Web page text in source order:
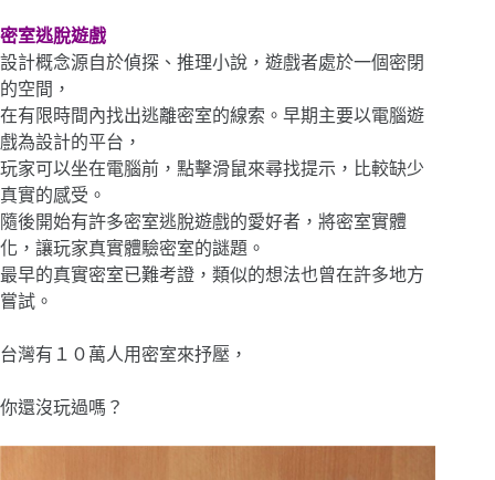
密室逃脫遊戲
設計概念源自於偵探、推理小說，遊戲者處於一個密閉
的空間，
在有限時間內找出逃離密室的線索。早期主要以電腦遊
戲為設計的平台，
玩家可以坐在電腦前，點擊滑鼠來尋找提示，比較缺少
真實的感受。
隨後開始有許多密室逃脫遊戲的愛好者，將密室實體
化，讓玩家真實體驗密室的謎題。
最早的真實密室已難考證，類似的想法也曾在許多地方
嘗試。
台灣有１０萬人用密室來抒壓，
你還沒玩過嗎？